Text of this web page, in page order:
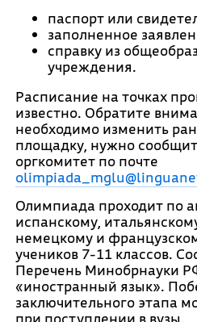
паспорт или
заполненное
справку из
учреждения.
Расписание на точках
известно. Обратите
необходимо изменить
площадку, нужно
оргкомитет по почте
Олимпиада проходит по
испанскому,
немецкому и
учеников 7-11 классов.
Перечень Минобрнауки
«иностранный язык».
заключительного этапа